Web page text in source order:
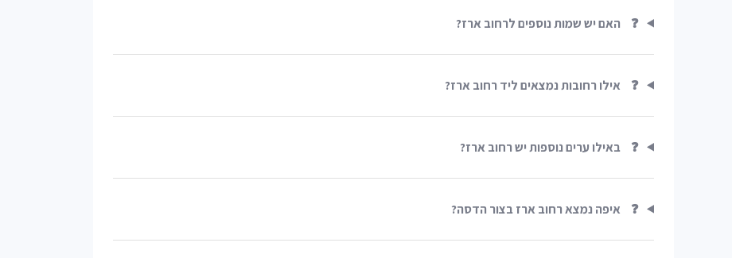
❓ האם יש שמות נוספים לרחוב ארז?
❓ אילו רחובות נמצאים ליד רחוב ארז?
❓ באילו ערים נוספות יש רחוב ארז?
❓ איפה נמצא רחוב ארז בצור הדסה?